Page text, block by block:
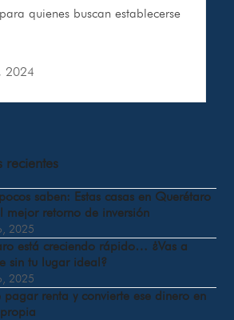
quienes buscan establecerse
2024
recientes
saben: Estas casas en Querétaro
mejor retorno de inversión
2025
está creciendo rápido… ¿Vas a
sin tu lugar ideal?
2025
pagar renta y convierte ese dinero en